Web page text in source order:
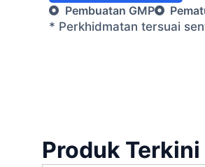
Pembuatan GMP
* Perkhidmatan tersuai
Produk Terkini